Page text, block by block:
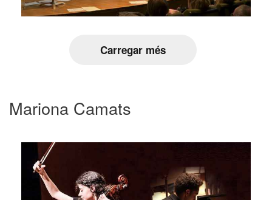
Carregar més
Mariona Camats